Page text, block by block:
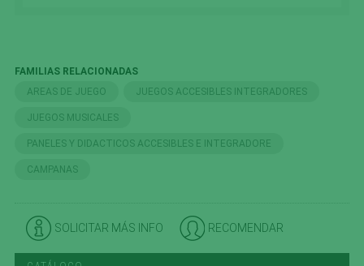
FAMILIAS RELACIONADAS
AREAS DE JUEGO
JUEGOS ACCESIBLES INTEGRADORES
JUEGOS MUSICALES
PANELES Y DIDACTICOS ACCESIBLES E INTEGRADORE
CAMPANAS
SOLICITAR MÁS INFO RECOMENDAR